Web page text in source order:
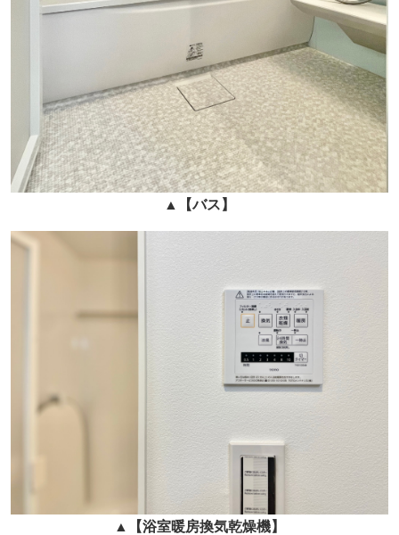
▲ 【バス】
▲ 【浴室暖房換気乾燥機】